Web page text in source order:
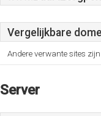
Vergelijkbare
Andere verwante sites zijn
Server